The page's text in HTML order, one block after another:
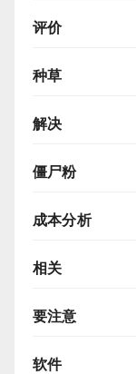
评价
种草
解决
僵尸粉
成本分析
相关
要注意
软件